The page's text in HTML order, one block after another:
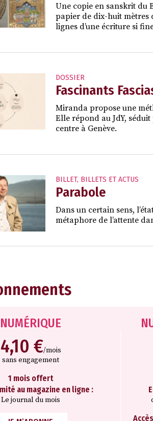
Une copie en sanskrit du
papier de dix-huit mètres
lignes d’une écriture si
DOSSIER
Fascinants
Miranda propose une
Elle répond au JdY,
centre à Genève.
BILLET, BILLETS ET ACTUS
Parabole
Dans un certain sens,
métaphore de l’attente
NUMÉRIQUE
4,10 €/mois
sans engagement
1 mois offert
au magazine en ligne :
Le journal du mois